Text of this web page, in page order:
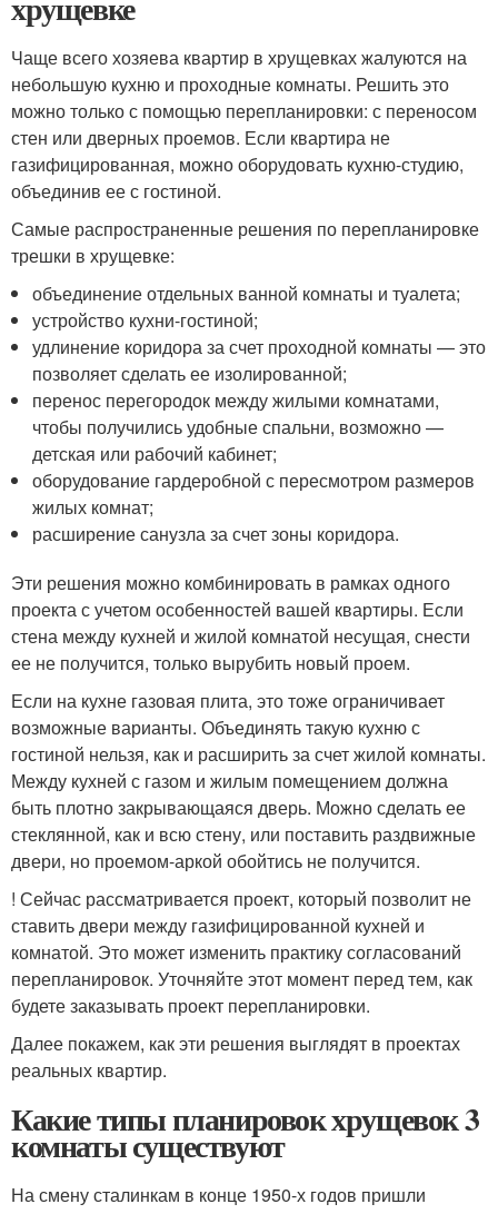
Чаще всего хозяева квартир в хрущевках жалуются на
небольшую кухню и проходные комнаты. Решить это
можно только с помощью перепланировки: с переносом
стен или дверных проемов. Если квартира не
газифицированная, можно оборудовать кухню-студию,
объединив ее с гостиной.
Самые распространенные решения по перепланировке
трешки в хрущевке:
объединение отдельных ванной комнаты и туалета;
устройство кухни-гостиной;
удлинение коридора за счет проходной комнаты — это
позволяет сделать ее изолированной;
перенос перегородок между жилыми комнатами,
чтобы получились удобные спальни, возможно —
детская или рабочий кабинет;
оборудование гардеробной с пересмотром размеров
жилых комнат;
расширение санузла за счет зоны коридора.
Эти решения можно комбинировать в рамках одного
проекта с учетом особенностей вашей квартиры. Если
стена между кухней и жилой комнатой несущая, снести
ее не получится, только вырубить новый проем.
Если на кухне газовая плита, это тоже ограничивает
возможные варианты. Объединять такую кухню с
гостиной нельзя, как и расширить за счет жилой комнаты.
Между кухней с газом и жилым помещением должна
быть плотно закрывающаяся дверь. Можно сделать ее
стеклянной, как и всю стену, или поставить раздвижные
двери, но проемом-аркой обойтись не получится.
! Сейчас рассматривается проект, который позволит не
ставить двери между газифицированной кухней и
комнатой. Это может изменить практику согласований
перепланировок. Уточняйте этот момент перед тем, как
будете заказывать проект перепланировки.
Далее покажем, как эти решения выглядят в проектах
реальных квартир.
Какие типы планировок хрущевок 3
комнаты существуют
На смену сталинкам в конце 1950-х годов пришли